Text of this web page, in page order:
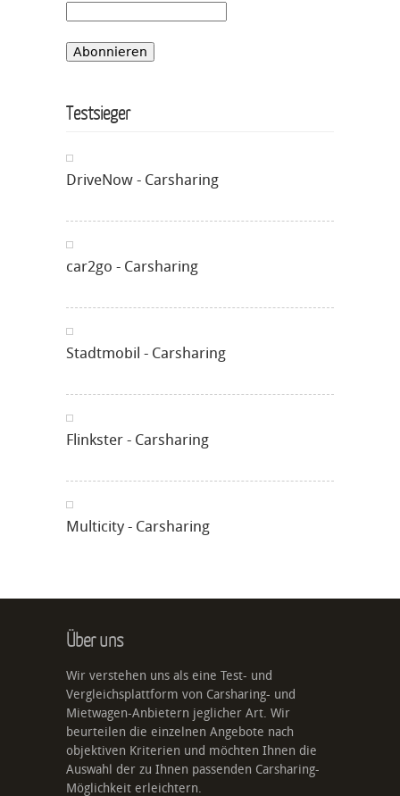
Testsieger
DriveNow - Carsharing
car2go - Carsharing
Stadtmobil - Carsharing
Flinkster - Carsharing
Multicity - Carsharing
Über uns
Wir verstehen uns als eine Test- und
Vergleichsplattform von Carsharing- und
Mietwagen-Anbietern jeglicher Art. Wir
beurteilen die einzelnen Angebote nach
objektiven Kriterien und möchten Ihnen die
Auswahl der zu Ihnen passenden Carsharing-
Möglichkeit erleichtern.